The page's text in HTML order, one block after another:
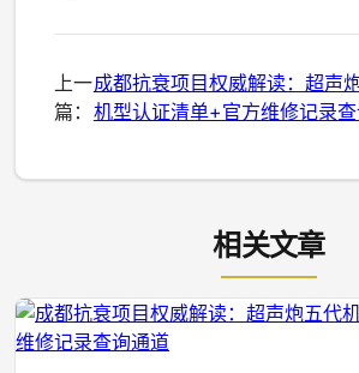
上一
篇：
成都抗衰项目权威解读：超声
机型认证清单+官方维修记录
相关文章